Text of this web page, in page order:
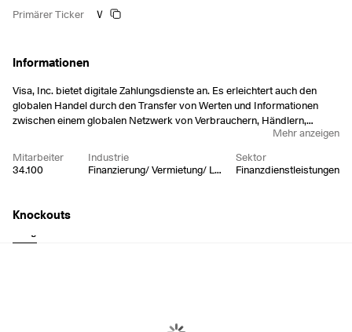
Informationen
Visa, Inc. bietet digitale Zahlungsdienste an. Es erleichtert auch den
globalen Handel durch den Transfer von Werten und Informationen
zwischen einem globalen Netzwerk von Verbrauchern, Händlern,
Finanzinstituten, Unternehmen, strategischen Partnern und staatlichen
Produkte, kommerzielle Zahlungslösungen und globale Geldautomaten
an. Das Unternehmen wurde 1958 von Dee Hock gegründet und hat
Mehr anzeigen
Mitarbeiter
34.100
Industrie
Finanzierung/ Vermietung/ Leasing
Sektor
Finanzdienstleistungen
Primärer Ticker V
Knockouts